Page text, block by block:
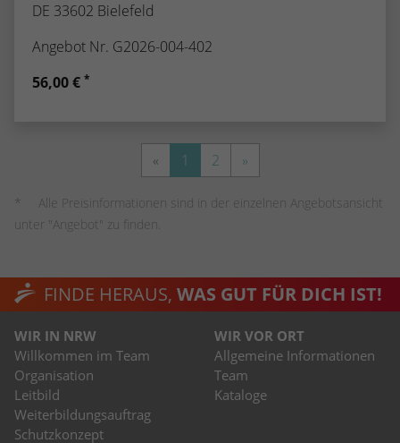
DE 33602 Bielefeld
Angebot Nr. G2026-004-402
56,00 € *
« 1 2 »
Alle Preisinformationen sind in der einzelnen Angebotsansicht
unter "Angebot" zu finden.
FINDE HERAUS, WAS GUT FÜR DICH IST!
WIR IN NRW
Willkommen im Team
Organisation
Leitbild
Weiterbildungsauftrag
Schutzkonzept
WIR VOR ORT
Allgemeine Informationen
Team
Kataloge